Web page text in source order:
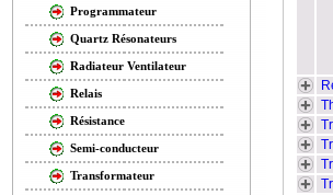
Programmateur
Quartz Résonateurs
Radiateur Ventilateur
Relais
Résistance
Semi-conducteur
Transformateur